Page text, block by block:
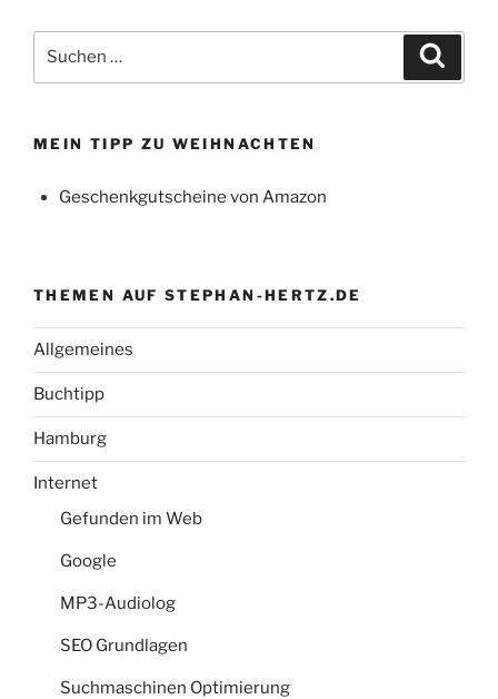
nach:
MEIN TIPP ZU WEIHNACHTEN
Geschenkgutscheine von Amazon
THEMEN AUF STEPHAN-HERTZ.DE
Allgemeines
Buchtipp
Hamburg
Internet
Gefunden im Web
Google
MP3-Audiolog
SEO Grundlagen
Suchmaschinen Optimierung